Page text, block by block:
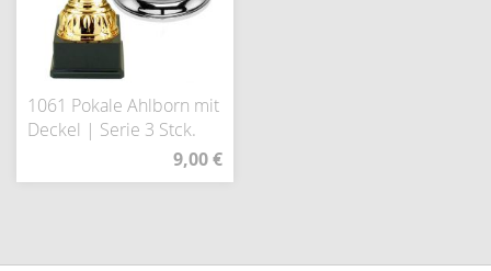
1061 Pokale Ahlborn mit
Deckel | Serie 3 Stck.
9,00 €